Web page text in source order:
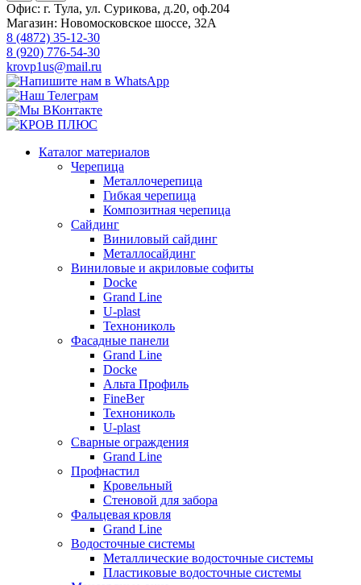
Офис: г. Тула, ул. Сурикова, д.20, оф.204
Магазин: Новомосковское шоссе, 32А
8 (4872) 35-12-30
8 (920) 776-54-30
krovp1us@mail.ru
Каталог материалов
Черепица
Металлочерепица
Гибкая черепица
Композитная черепица
Сайдинг
Виниловый сайдинг
Металлосайдинг
Виниловые и акриловые софиты
Docke
Grand Line
U-plast
Технониколь
Фасадные панели
Grand Line
Docke
Альта Профиль
FineBer
Технониколь
U-plast
Сварные ограждения
Grand Line
Профнастил
Кровельный
Стеновой для забора
Фальцевая кровля
Grand Line
Водосточные системы
Металлические водосточные системы
Пластиковые водосточные системы